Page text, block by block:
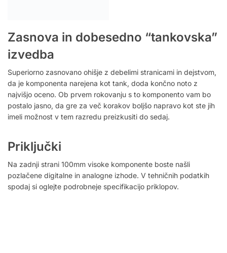
Zasnova in dobesedno “tankovska”
izvedba
Superiorno zasnovano ohišje z debelimi stranicami in dejstvom,
da je komponenta narejena kot tank, doda končno noto z
najvišjo oceno. Ob prvem rokovanju s to komponento vam bo
postalo jasno, da gre za več korakov boljšo napravo kot ste jih
imeli možnost v tem razredu preizkusiti do sedaj.
Priključki
Na zadnji strani 100mm visoke komponente boste našli
pozlačene digitalne in analogne izhode. V tehničnih podatkih
spodaj si oglejte podrobneje specifikacijo priklopov.